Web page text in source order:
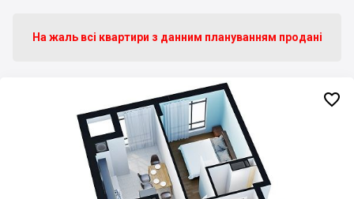
На жаль всі квартири з данним плануванням продані
